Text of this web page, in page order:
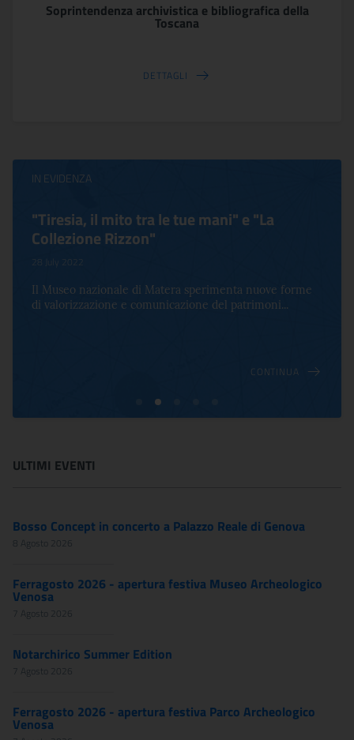
Soprintendenza archivistica e bibliografica della
Toscana
DETTAGLI
IN EVIDENZA
"Tiresia, il mito tra le tue mani" e "La
Collezione Rizzon"
28 July 2022
Il Museo nazionale di Matera sperimenta nuove forme
di valorizzazione e comunicazione del patrimoni...
CONTINUA
ULTIMI EVENTI
Bosso Concept in concerto a Palazzo Reale di Genova
8 Agosto 2026
Ferragosto 2026 - apertura festiva Museo Archeologico
Venosa
7 Agosto 2026
Notarchirico Summer Edition
7 Agosto 2026
Ferragosto 2026 - apertura festiva Parco Archeologico
Venosa